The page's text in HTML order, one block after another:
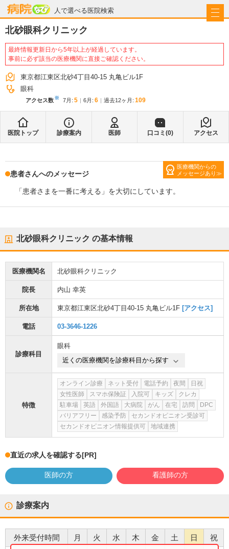
人で選べる医院検索
病院なび
北砂眼科クリニック
最終情報更新日から5年以上が経過しています。
事前に必ず該当の医療機関に直接ご確認ください。
東京都江東区北砂4丁目40-15 丸亀ビル1F
眼科
アクセス数※ 7月 : 5 6月 : 6 過去12ヶ月: 109
医院トップ 診療案内 医師 口コミ(0) アクセス
医療機関からの
メッセージあり
患者さんへのメッセージ
「患者さまを一番に考える」を大切にしています。
北砂眼科クリニック の基本情報
医療機関名 北砂眼科クリニック
院長 内山 幸英
所在地 東京都江東区北砂4丁目40-15 丸亀ビル1F [アクセス]
電話 03-3646-1226
診療科目
眼科
近くの医療機関を診療科目から探す
特徴
オンライン診療 ネット受付 電話予約 夜間
日祝
女性医師
スマホ保険証 入院可 キッズ
クレカ
駐車場
英語 外国語 大病院 がん 在宅 訪問
DPC
バリアフリー
感染予防
セカンドオピニオン受診可
セカンドオピニオン情報提供可
地域連携
直近の求人を確認する[PR]
医師の方 看護師の方
診療案内
外来受付時間 月 火 水 木 金 土 日 祝